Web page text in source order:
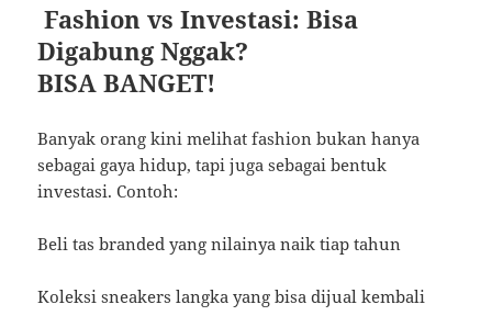
Fashion vs Investasi: Bisa
Digabung Nggak?
BISA BANGET!
Banyak orang kini melihat fashion bukan hanya
sebagai gaya hidup, tapi juga sebagai bentuk
investasi. Contoh:
Beli tas branded yang nilainya naik tiap tahun
Koleksi sneakers langka yang bisa dijual kembali